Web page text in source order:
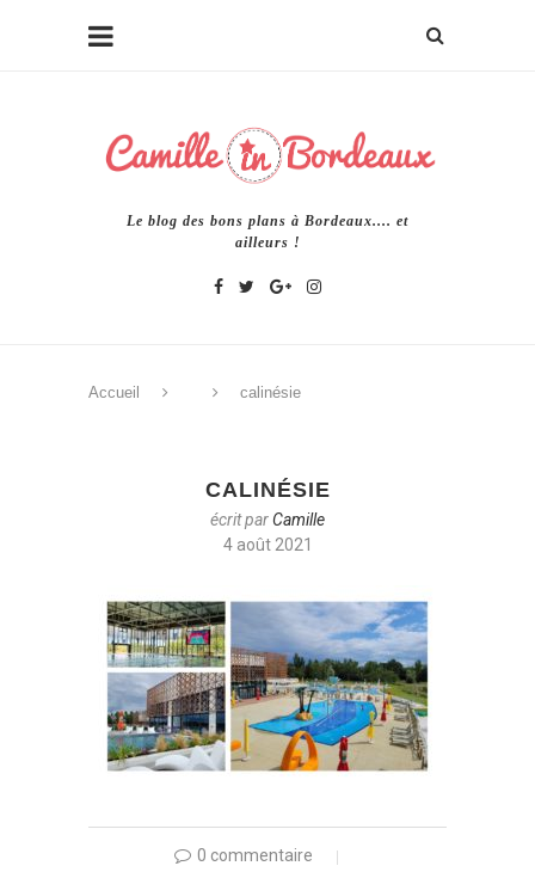
Le blog des bons plans à Bordeaux.... et
ailleurs !
Accueil calinésie
CALINÉSIE
écrit parCamille
4 août 2021
0 commentaire